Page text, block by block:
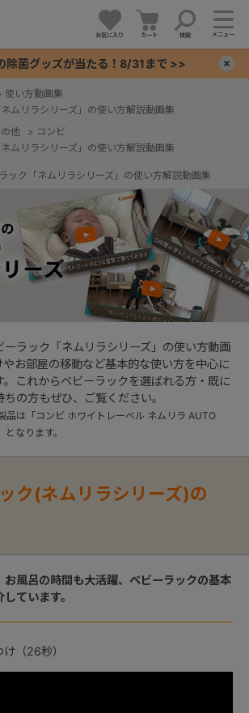
お気に入り カート 検索 メニュー
除菌グッズが当たる！8/31まで >>
使い方動画集
ムリラシリーズ」の使い方解説動画集
他 > コンビ
ムリラシリーズ」の使い方解説動画集
ック「ネムリラシリーズ」の使い方解説動画集
ーラック「ネムリラシリーズ」の使い方動画
やお部屋の移動など基本的な使い方を中心に
。これからベビーラックを選ばれる方・既に
の方もぜひ、ご覧ください。
品は「コンビ ホワイトレーベル ネムリラ AUTO
なります。
ク(ネムリラシリーズ)の
お風呂の時間も大活躍、ベビーラックの基本
ています。
（26秒）